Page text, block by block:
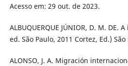
Acesso em: 29 out. de 2023.
ALBUQUERQUE JÚNIOR, D. M. DE.
ed. São Paulo, 2011 Cortez, Ed.) São
ALONSO, J. A. Migración